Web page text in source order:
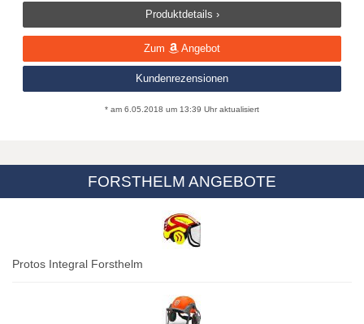
Produktdetails ›
Zum Angebot
Kundenrezensionen
* am 6.05.2018 um 13:39 Uhr aktualisiert
FORSTHELM ANGEBOTE
Protos Integral Forsthelm